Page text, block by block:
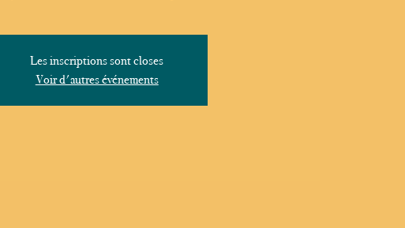
Les inscriptions sont closes
Voir d'autres événements